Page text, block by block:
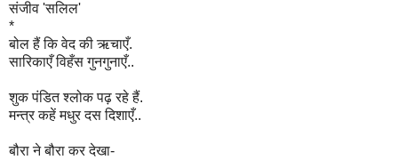
संजीव 'सलिल'
*
बोल हैं कि वेद की ऋचाएँ.
सारिकाएँ विहँस गुनगुनाएँ..
शुक पंडित श्लोक पढ़ रहे हैं.
मन्त्र कहें मधुर दस दिशाएँ..
बौरा ने बौरा कर देखा-